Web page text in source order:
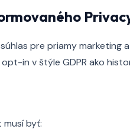
pre priamy marketing
in v štýle GDPR ako
byť: